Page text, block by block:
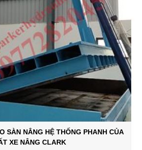
SÀN NÂNG HỆ THỐNG PHANH CỦA
XE NÂNG CLARK